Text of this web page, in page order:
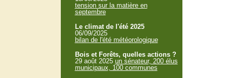
tension sur la matière en
septembre
Le climat de l'été 2025
06/09/2025
bilan de l'été météorologique
Bois et Forêts, quelles actions ?
29 août 2025 un sénateur, 200 élus
municipaux, 100 communes